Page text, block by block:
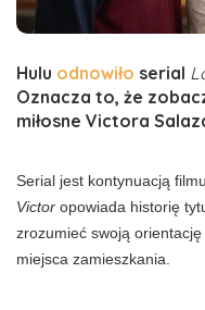
Hulu odnowiło serial
Oznacza to, że
miłosne Victora
Serial jest kontynuacją filmu
Victor opowiada historię
zrozumieć swoją
miejsca zamieszkania.